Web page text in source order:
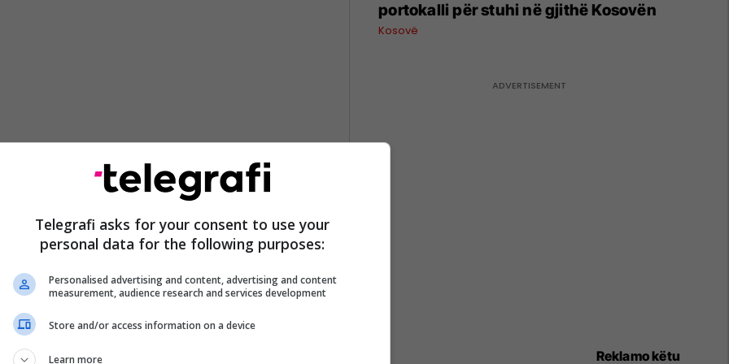
portokalli për stuhi në gjithë Kosovën
Kosovë
Reklamo këtu
Telegrafi asks for your consent to use your
personal data for the following purposes:
Personalised advertising and content, advertising and content
measurement, audience research and services development
Store and/or access information on a device
Learn more